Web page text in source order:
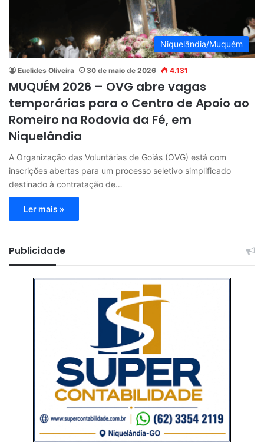
Niquelândia/Muquém
Euclides Oliveira 30 de maio de 2026 4.131
MUQUÉM 2026 – OVG abre vagas
temporárias para o Centro de Apoio ao
Romeiro na Rodovia da Fé, em
Niquelândia
A Organização das Voluntárias de Goiás (OVG) está com
inscrições abertas para um processo seletivo simplificado
destinado à contratação de…
Ler mais »
Publicidade